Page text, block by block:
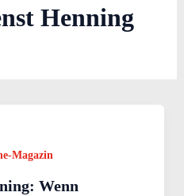
Henning
Magazin
Wenn